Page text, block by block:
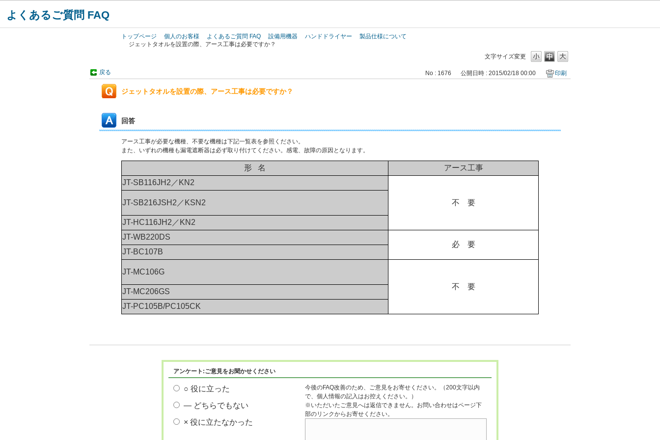
よくあるご質問 FAQ
トップページ 個人のお客様 よくあるご質問 FAQ 設備用機器 ハンドドライヤー
製品仕様について
ジェットタオルを設置の際、アース工事は必要ですか？
文字サイズ変更
戻る No : 1676 公開日時 : 2015/02/18 00:00 印刷
ジェットタオルを設置の際、アース工事は必要ですか？
回答
アース工事が必要な機種、不要な機種は下記一覧表を参照ください。
また、いずれの機種も漏電遮断器は必ず取り付けてください。感電、故障の原因となります。
形 名
アース工事
JT-SB116JH2 ／KN2
不 要
JT-SB216JSH2／KSN2
JT-HC116JH2／KN2
JT-WB220DS
必 要
JT-BC107B
JT-MC106G
不 要
JT-MC206GS
JT-PC105B/PC105CK
アンケート:ご意見をお聞かせください
○ 役に立った
― どちらでもない
× 役に立たなかった
今後のFAQ改善のため、ご意見をお寄せください。（200文字以内
で、個人情報の記入はお控えください。）
※いただいたご意見へは返信できません。お問い合わせはページ下
部のリンクからお寄せください。